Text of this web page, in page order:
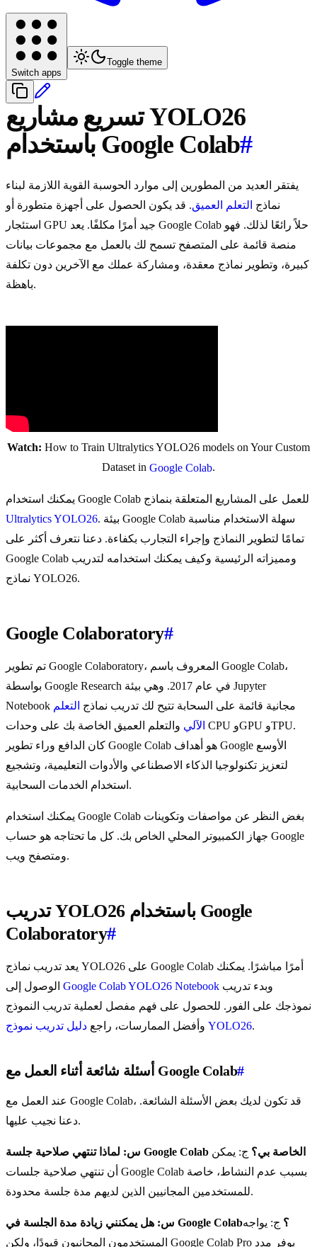
Switch apps
Toggle theme
تسريع مشاريع YOLO26
باستخدام Google Colab#
يفتقر العديد من المطورين إلى موارد الحوسبة القوية اللازمة لبناء
نماذج التعلم العميق. قد يكون الحصول على أجهزة متطورة أو
استئجار GPU جيد أمرًا مكلفًا. يعد Google Colab حلاً رائعًا لذلك. فهو
منصة قائمة على المتصفح تسمح لك بالعمل مع مجموعات بيانات
كبيرة، وتطوير نماذج معقدة، ومشاركة عملك مع الآخرين دون تكلفة
باهظة.
Watch: How to Train Ultralytics YOLO26 models on Your Custom
Dataset in Google Colab.
يمكنك استخدام Google Colab للعمل على المشاريع المتعلقة بنماذج
Ultralytics YOLO26. بيئة Google Colab سهلة الاستخدام مناسبة
تمامًا لتطوير النماذج وإجراء التجارب بكفاءة. دعنا نتعرف أكثر على
Google Colab ومميزاته الرئيسية وكيف يمكنك استخدامه لتدريب
نماذج YOLO26.
Google Colaboratory#
تم تطوير Google Colaboratory، المعروف باسم Google Colab،
بواسطة Google Research في عام 2017. وهي بيئة Jupyter
Notebook مجانية قائمة على السحابة تتيح لك تدريب نماذج التعلم
الآلي والتعلم العميق الخاصة بك على وحدات CPU وGPU وTPU.
كان الدافع وراء تطوير Google Colab هو أهداف Google الأوسع
لتعزيز تكنولوجيا الذكاء الاصطناعي والأدوات التعليمية، وتشجيع
استخدام الخدمات السحابية.
يمكنك استخدام Google Colab بغض النظر عن مواصفات وتكوينات
جهاز الكمبيوتر المحلي الخاص بك. كل ما تحتاجه هو حساب Google
ومتصفح ويب.
تدريب YOLO26 باستخدام Google
Colaboratory#
يعد تدريب نماذج YOLO26 على Google Colab أمرًا مباشرًا. يمكنك
Google Colab YOLO26 Notebook
نموذجك على الفور. للحصول على فهم مفصل لعملية تدريب النموذج
وأفضل الممارسات، راجع دليل تدريب نموذج YOLO26.
أسئلة شائعة أثناء العمل مع Google Colab#
عند العمل مع Google Colab، قد تكون لديك بعض الأسئلة الشائعة.
دعنا نجيب عليها.
س: لماذا تنتهي صلاحية جلسة Google Colab الخاصة بي؟ ج: يمكن
أن تنتهي صلاحية جلسات Google Colab بسبب عدم النشاط، خاصة
للمستخدمين المجانيين الذين لديهم مدة جلسة محدودة.
س: هل يمكنني زيادة مدة الجلسة في Google Colab؟ ج: يواجه
المستخدمون المجانيون قيودًا، ولكن Google Colab Pro يوفر مدد